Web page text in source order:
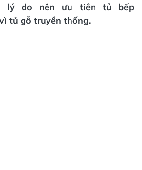
lý do nên ưu tiên tủ bếp
tủ gỗ truyền thống.